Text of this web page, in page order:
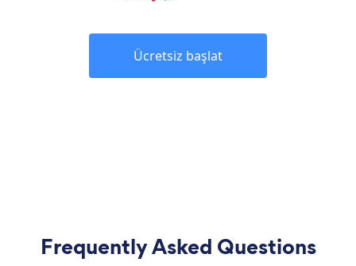
Ücretsiz başlat
Frequently Asked Questions